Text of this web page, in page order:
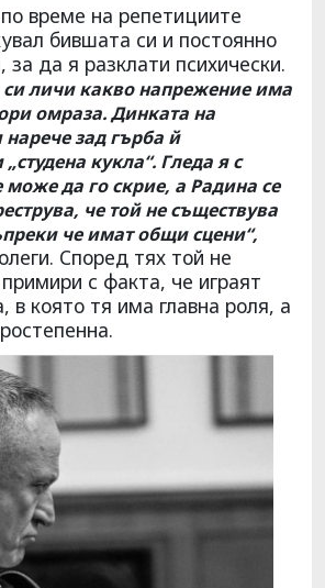
време на репетициите
бившата си и постоянно
за да я разклати психически.
личи какво напрежение има
омраза. Динката на
зад гърба й
кукла“. Гледа я с
може да го скрие, а Радина се
че той не съществува
че имат общи сцени“,
Според тях той не
с факта, че играят
в която тя има главна роля, а